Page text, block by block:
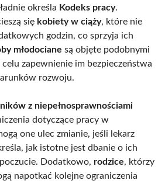
określa Kodeks pracy.
się kobiety w ciąży, które nie
godzin, co sprzyja ich
młodociane są objęte podobnymi
zapewnienie im bezpieczeństwa
rozwoju.
z niepełnosprawnościami
dotyczące pracy w
one ulec zmianie, jeśli lekarz
jak istotne jest dbanie o ich
Dodatkowo, rodzice, którzy
napotkać kolejne ograniczenia